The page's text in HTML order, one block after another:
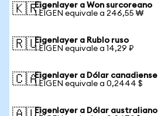
🇰🇷Eigenlayer a Won surcoreano
1 EIGEN equivale a 246,55 ₩
🇷🇺Eigenlayer a Rublo ruso
1 EIGEN equivale a 14,29 ₽
🇨🇦Eigenlayer a Dólar canadiense
1 EIGEN equivale a 0,2444 $
Eigenlayer a Dólar australiano